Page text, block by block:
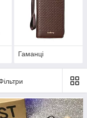
Гаманці